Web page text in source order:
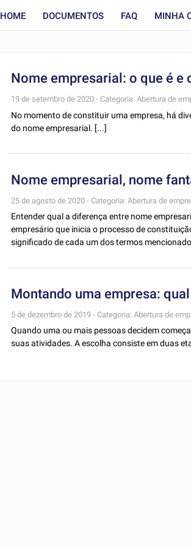
HOME DOCUMENTOS FAQ MINHA
Nome empresarial: o que é e
19 de setembro de 2020 - Categoria: Abertura de
No momento de constituir uma empresa, há
do nome empresarial. [...]
Nome empresarial, nome
25 de agosto de 2020 - Categoria: Abertura de
Entender qual a diferença entre nome
empresário que inicia o processo de
significado de cada um dos termos
Montando uma empresa:
5 de dezembro de 2019 - Categoria: Abertura de
Quando uma ou mais pessoas decidem
suas atividades. A escolha consiste em duas